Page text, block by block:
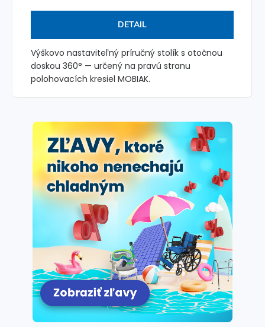
DETAIL
Výškovo nastaviteľný príručný stolík s otočnou
doskou 360° — určený na pravú stranu
polohovacích kresiel MOBIAK.